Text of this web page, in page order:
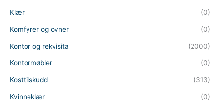
Klær (0)
Komfyrer og ovner (0)
Kontor og rekvisita (2000)
Kontormøbler (0)
Kosttilskudd (313)
Kvinneklær (0)